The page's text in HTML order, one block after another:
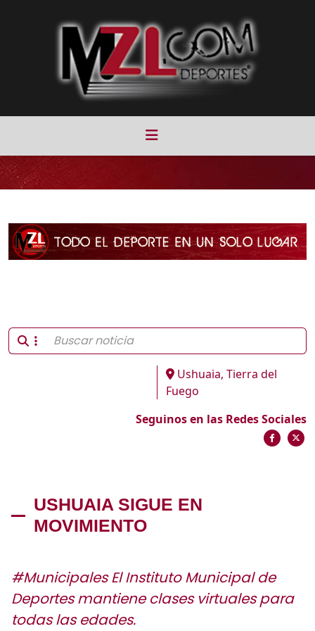
Ushuaia, Tierra del
Fuego
Seguinos en las Redes Sociales
USHUAIA SIGUE EN
MOVIMIENTO
#Municipales El Instituto Municipal de
Deportes mantiene clases virtuales para
todas las edades.